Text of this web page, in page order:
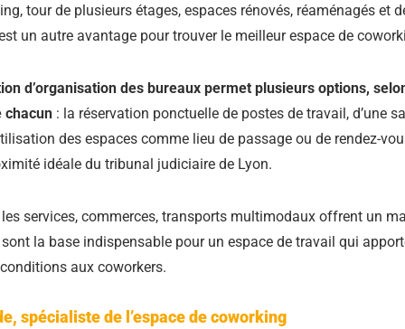
tour de plusieurs étages, espaces rénovés, réaménagés et
un autre avantage pour trouver le meilleur espace de
d’organisation des bureaux permet plusieurs options,
chacun : la réservation ponctuelle de postes de travail, d’une
des espaces comme lieu de passage ou de rendez-
idéale du tribunal judiciaire de Lyon.
services, commerces, transports multimodaux offrent un
la base indispensable pour un espace de travail qui
aux coworkers.
spécialiste de l’espace de coworking